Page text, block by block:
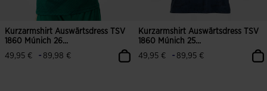
Kurzarmshirt Auswärtsdress TSV
1860 Múnich 26...
49,95 €
- 89,98 €
Kurzarmshirt Auswärtsdress TSV
1860 Múnich 25...
49,95 €
- 89,95 €